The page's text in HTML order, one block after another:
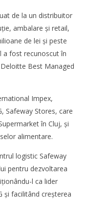
susține
regiunea Mării
de la un distribuitor
ambalare și retail,
de lei și peste
a fost recunoscut în
Best Managed
Impex,
Safeway Stores, care
în Cluj, și
alimentare.
logistic Safeway
pentru dezvoltarea
l ca lider
și facilitând creșterea